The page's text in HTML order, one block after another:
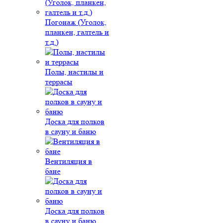
Погонаж (Уголок,
планкен, галтель и
т.д.)
Полы, настилы и
террасы
Доска для полков
в сауну и баню
Вентиляция в
бане
Доска для полков
в сауну и баню